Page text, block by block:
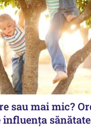
sau mai mic?
influența